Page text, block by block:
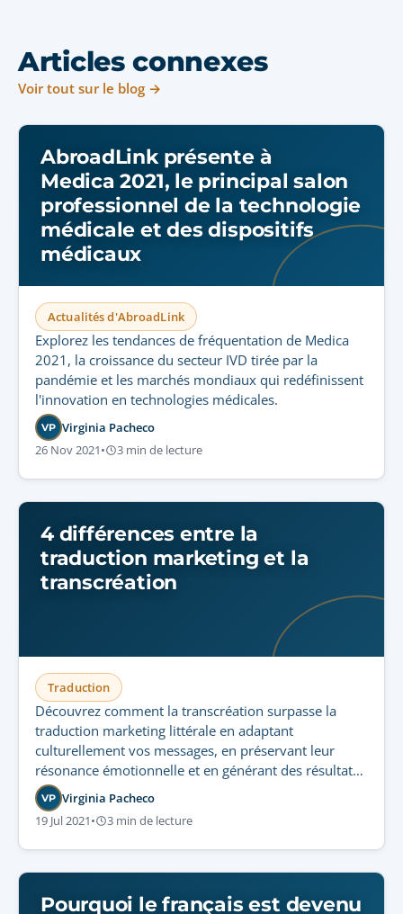
Articles connexes
Voir tout sur le blog →
AbroadLink présente à
Medica 2021, le principal salon
professionnel de la technologie
médicale et des dispositifs
médicaux
Actualités d'AbroadLink
Explorez les tendances de fréquentation de Medica
2021, la croissance du secteur IVD tirée par la
pandémie et les marchés mondiaux qui redéfinissent
l'innovation en technologies médicales.
VP Virginia Pacheco
26 Nov 2021• 3 min de lecture
4 différences entre la
traduction marketing et la
transcréation
Traduction
Découvrez comment la transcréation surpasse la
traduction marketing littérale en adaptant
culturellement vos messages, en préservant leur
résonance émotionnelle et en générant des résultats
commerciaux supérieurs.
VP Virginia Pacheco
19 Jul 2021• 3 min de lecture
Pourquoi le français est devenu